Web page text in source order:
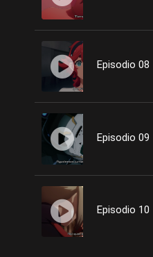
Episodio 08
Episodio 09
Episodio 10